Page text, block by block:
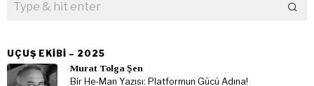
UÇUŞ EKIBI – 2025
Murat Tolga Şen
Bir He-Man Yazısı: Platformun Gücü Adına!